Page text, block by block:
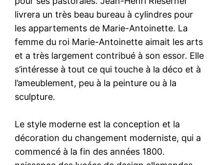
livrera un très beau bureau à cylindres pour
les appartements de Marie-Antoinette. La
femme du roi Marie-Antoinette aimait les arts
et a très largement contribué à son essor. Elle
s’intéresse à tout ce qui touche à la déco et à
l’ameublement, peu à la peinture ou à la
sculpture.
Le style moderne est la conception et la
décoration du changement moderniste, qui a
commencé à la fin des années 1800.